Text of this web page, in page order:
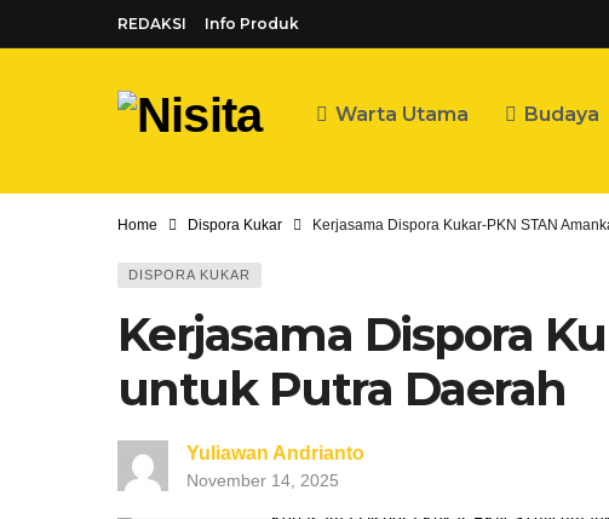
REDAKSI Info Produk
Warta Utama Budaya
Home Dispora Kukar Kerjasama Dispora Kukar-PKN STAN
DISPORA KUKAR
Kerjasama Dispora
untuk Putra Daerah
Yuliawan Andrianto
November 14, 2025